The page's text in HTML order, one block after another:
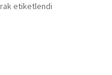
etiketlendi